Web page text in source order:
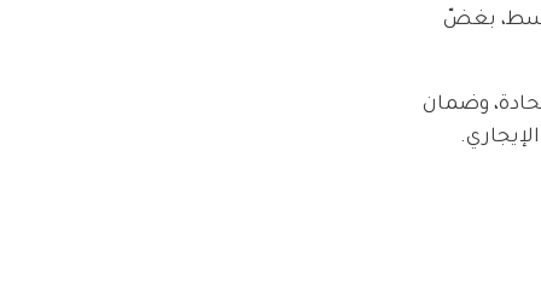
بغضّ
وضمان